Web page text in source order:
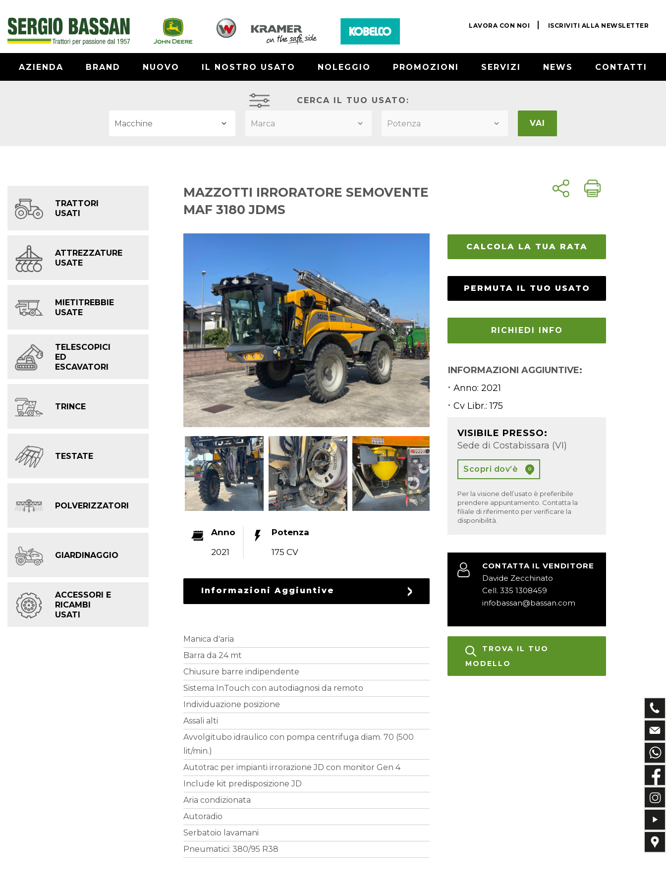
LAVORA CON NOI ISCRIVITI ALLA NEWSLETTER
AZIENDA BRAND NUOVO IL NOSTRO USATO NOLEGGIO PROMOZIONI SERVIZI NEWS CONTATTI
CERCA IL TUO USATO:
VAI
CALCOLA LA TUA RATA
PERMUTA IL TUO USATO
RICHIEDI INFO
INFORMAZIONI AGGIUNTIVE:
Anno:2021
Cv Libr.: 175
VISIBILE PRESSO:
Sede di Costabissara (VI)
Scopri dov’è
Per la visione dell’usato è preferibile
prendere appuntamento. Contatta la
filiale di riferimento per verificare la
disponibilità.
CONTATTA IL VENDITORE
Davide Zecchinato
Cell. 335 1308459
infobassan@bassan.com
TROVA IL TUO
MODELLO
MAZZOTTI IRRORATORE SEMOVENTE
MAF 3180 JDMS
Anno
2021
Potenza
175 CV
Informazioni Aggiuntive
Manica d'aria
Barra da 24 mt
Chiusure barre indipendente
Sistema InTouch con autodiagnosi da remoto
Individuazione posizione
Assali alti
Avvolgitubo idraulico con pompa centrifuga diam. 70 (500
lit/min.)
Autotrac per impianti irrorazione JD con monitor Gen 4
Include kit predisposizione JD
Aria condizionata
Autoradio
Serbatoio lavamani
Pneumatici: 380/95 R38
TRATTORI
USATI
ATTREZZATURE
USATE
MIETITREBBIE
USATE
TELESCOPICI
ED
ESCAVATORI
TRINCE
TESTATE
POLVERIZZATORI
GIARDINAGGIO
ACCESSORI E
RICAMBI
USATI